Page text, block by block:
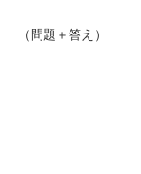
答え）